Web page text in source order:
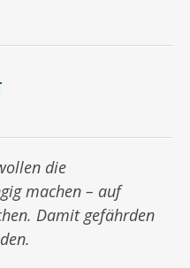
die
machen – auf
Damit gefährden